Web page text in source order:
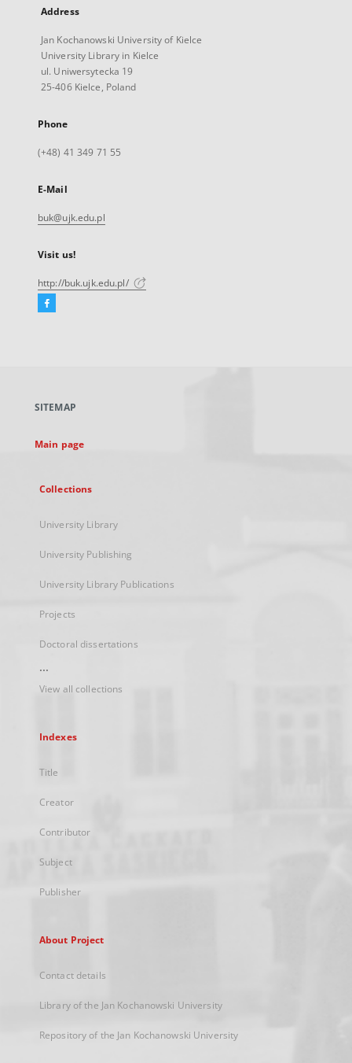
Address
Jan Kochanowski University of Kielce
University Library in Kielce
ul. Uniwersytecka 19
25-406 Kielce, Poland
Phone
(+48) 41 349 71 55
E-Mail
buk@ujk.edu.pl
Visit us!
http://buk.ujk.edu.pl/
Facebook
new
SITEMAP
Main page
Collections
University Library
University Publishing
University Library Publications
Projects
Doctoral dissertations
...
View all collections
Indexes
Title
Creator
Contributor
Subject
Publisher
About Project
Contact details
Library of the Jan Kochanowski University
Repository of the Jan Kochanowski University